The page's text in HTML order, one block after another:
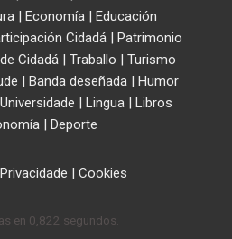
| Economía | Educación
Cidadá | Patrimonio
Cidadá | Traballo | Turismo
| Banda deseñada | Humor
Universidade | Lingua | Libros
| Deporte
Privacidade | Cookies
en 0,822 segundos.